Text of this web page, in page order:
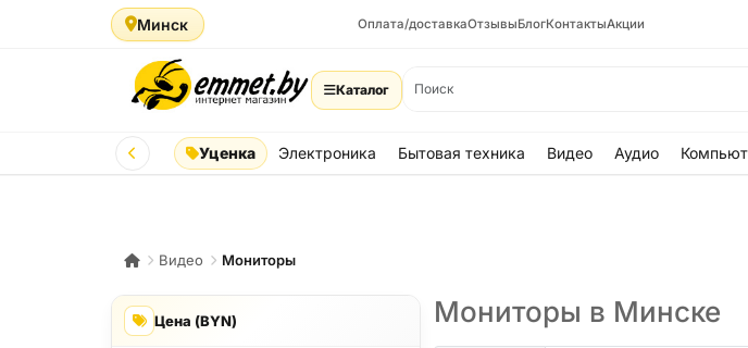
Минск Оплата/доставкаОтзывыБлогКонтактыАкции
Каталог
Уценка Электроника Бытовая техника Видео Аудио
Видео Мониторы
Цена (BYN) Мониторы в Минске